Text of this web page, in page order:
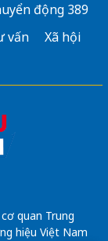
động 389
vấn
Xã hội
quan Trung
hiệu Việt Nam